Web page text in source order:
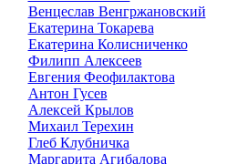
Венцеслав Венгржановский
Екатерина Токарева
Екатерина Колисниченко
Филипп Алексеев
Евгения Феофилактова
Антон Гусев
Алексей Крылов
Михаил Терехин
Глеб Клубничка
Маргарита Агибалова